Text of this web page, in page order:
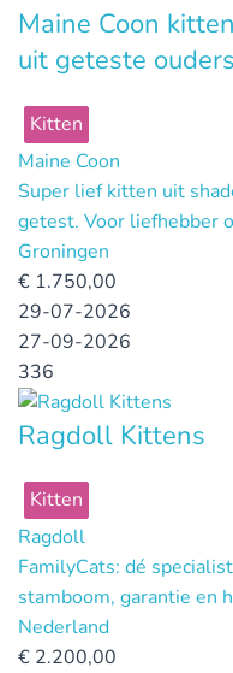
Maine Coon
uit geteste ouders
Kitten
Maine Coon
Super lief kitten uit
getest. Voor liefhebber
Groningen
€ 1.750,00
29-07-2026
27-09-2026
336
Ragdoll Kittens
Kitten
Ragdoll
FamilyCats: dé
stamboom, garantie en
Nederland
€ 2.200,00